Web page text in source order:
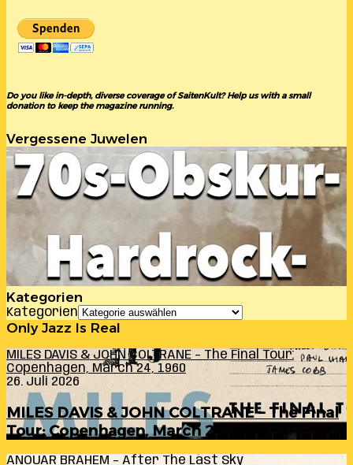
Do you like in-depth, diverse coverage of SaitenKult? Help us with a small
donation to keep the magazine running.
Vergessene Juwelen
Kategorien
Kategorien
Only Jazz Is Real
MILES DAVIS & JOHN COLTRANE – The Final Tour:
Copenhagen, March 24, 1960
26. Juli 2026
MILES DAVIS & JOHN COLTRANE – The Final
Tour: Copenhagen, March 24, 1960
ANOUAR BRAHEM – After The Last Sky